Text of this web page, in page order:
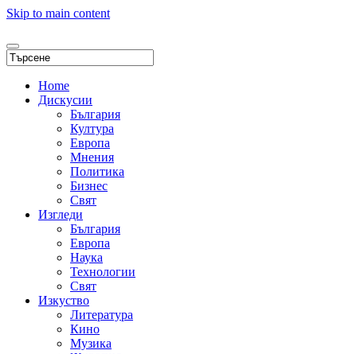
Skip to main content
Home
Дискусии
България
Култура
Европа
Мнения
Политика
Бизнес
Свят
Изгледи
България
Европа
Наука
Технологии
Свят
Изкуство
Литература
Кино
Музика